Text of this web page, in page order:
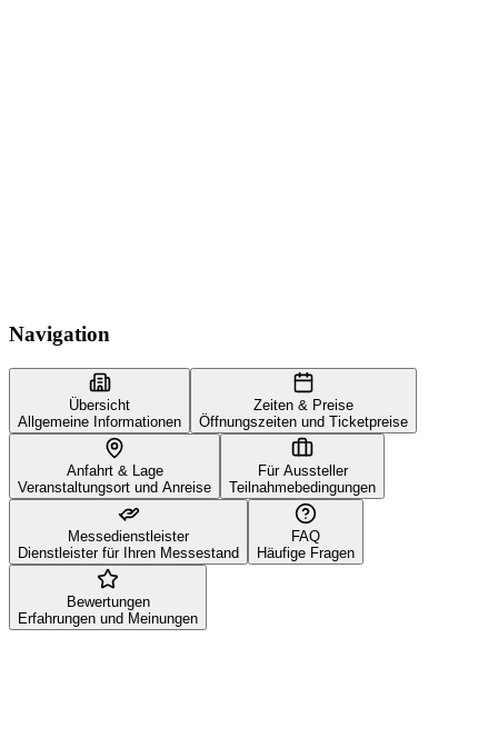
Navigation
Übersicht
Allgemeine Informationen
Zeiten & Preise
Öffnungszeiten und Ticketpreise
Anfahrt & Lage
Veranstaltungsort und Anreise
Für Aussteller
Teilnahmebedingungen
Messedienstleister
Dienstleister für Ihren Messestand
FAQ
Häufige Fragen
Bewertungen
Erfahrungen und Meinungen